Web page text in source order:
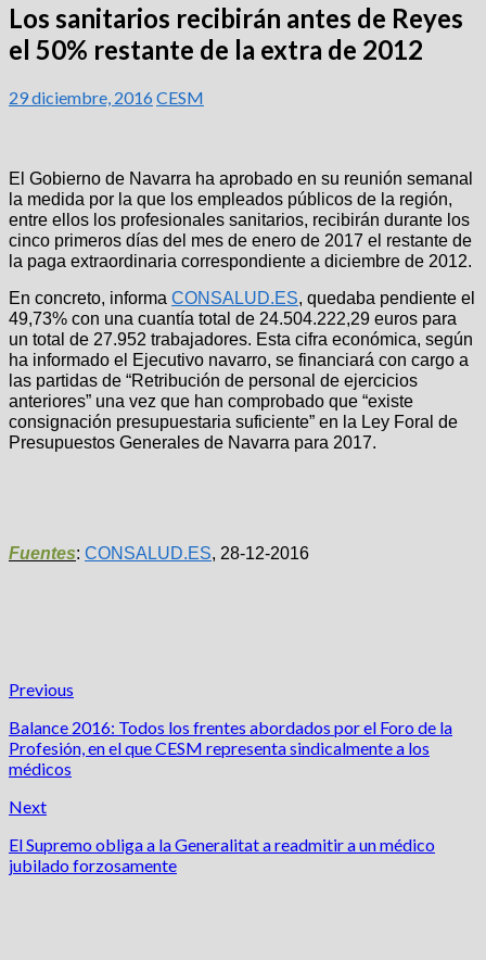
Los sanitarios recibirán antes de Reyes
el 50% restante de la extra de 2012
29 diciembre, 2016 CESM
El Gobierno de Navarra ha aprobado en su reunión semanal
la medida por la que los empleados públicos de la región,
entre ellos los profesionales sanitarios, recibirán durante los
cinco primeros días del mes de enero de 2017 el restante de
la paga extraordinaria correspondiente a diciembre de 2012.
En concreto, informa CONSALUD.ES, quedaba pendiente el
49,73% con una cuantía total de 24.504.222,29 euros para
un total de 27.952 trabajadores. Esta cifra económica, según
ha informado el Ejecutivo navarro, se financiará con cargo a
las partidas de “Retribución de personal de ejercicios
anteriores” una vez que han comprobado que “existe
consignación presupuestaria suficiente” en la Ley Foral de
Presupuestos Generales de Navarra para 2017.
Fuentes: CONSALUD.ES, 28-12-2016
Previous
Balance 2016: Todos los frentes abordados por el Foro de la
Profesión, en el que CESM representa sindicalmente a los
médicos
Next
El Supremo obliga a la Generalitat a readmitir a un médico
jubilado forzosamente